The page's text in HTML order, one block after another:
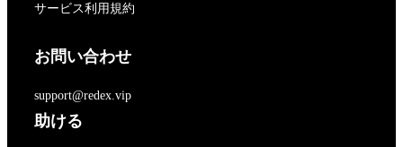
サービス利用規約
お問い合わせ
support@redex.vip
助ける